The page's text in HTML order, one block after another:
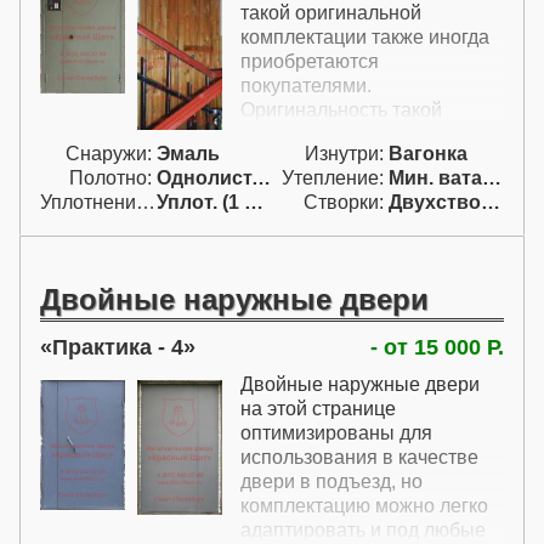
человеку.
такой оригинальной
комплектации также иногда
приобретаются
покупателями.
Оригинальность такой
двери объясняется вагонкой
с внутренней стороны. Такое
решение вполне
оправданно, когда требуется
за минимальные деньги.
Стальную подъездную дверь
с вагонкой с внутренней
стороны можно сделать
однолистовой и при этом
очень теплой - вагонка
практически не обмерзает и
служит дополнительной
теплоизоляцией.
Снаружи: Эмаль Изнутри: Вагонка
Полотно:
Однолист. проф. Утепление:
Мин. вата / пенопл.
Уплотнение:
Уплот. (1 конт.) Створки: Двухстворчатая (Д)
Двойные наружные двери
Практика - 4 - от 15 000 Р.
Двойные наружные двери
на этой странице
оптимизированы для
использования в качестве
двери в подъезд, но
комплектацию можно легко
адаптировать и под любые